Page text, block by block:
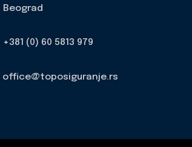
Beograd
+381 (0) 60 5813 979
office@toposiguranje.rs